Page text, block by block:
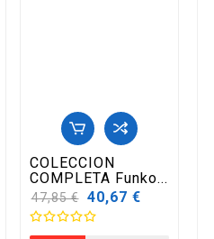
COLECCION
COMPLETA Funko...
Precio
base
47,85 € 40,67 €